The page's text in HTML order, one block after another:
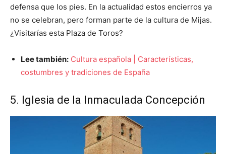
defensa que los pies. En la actualidad estos encierros ya
no se celebran, pero forman parte de la cultura de Mijas.
¿Visitarías esta Plaza de Toros?
Lee también: Cultura española | Características,
costumbres y tradiciones de España
5. Iglesia de la Inmaculada Concepción